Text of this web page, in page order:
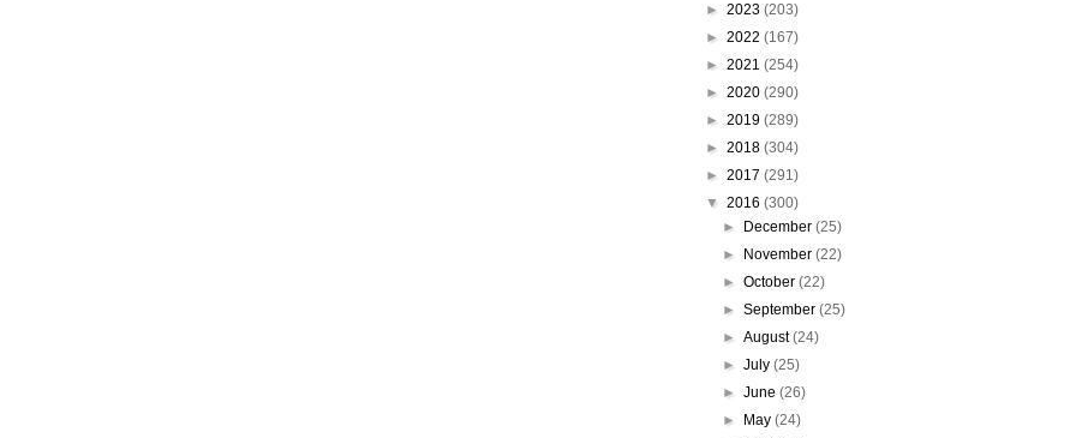
► 2023 (203)
► 2022 (167)
► 2021 (254)
► 2020 (290)
► 2019 (289)
► 2018 (304)
► 2017 (291)
▼ 2016 (300)
►
December (25)
►
November (22)
► October (22)
► September (25)
► August(24)
► July (25)
► June (26)
►
May (24)